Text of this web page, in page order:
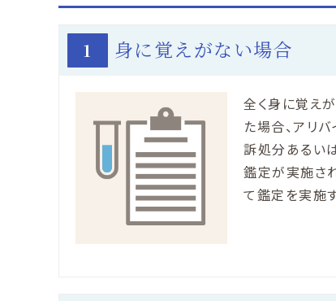
1 身に覚えがない場合
全く身に覚え
た場合、アリ
訴処分あるい
鑑定が実施さ
て鑑定を実施